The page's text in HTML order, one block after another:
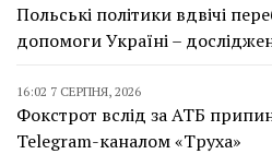
Польські політики вдвічі
допомоги Україні –
16:02 7 СЕРПНЯ, 2026
Фокстрот вслід за АТБ
Telegram-каналом «Труха»